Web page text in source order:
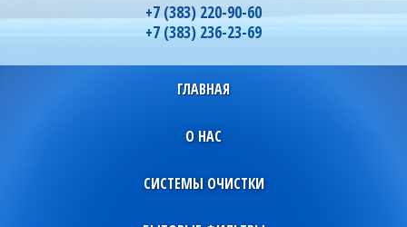
+7 (383) 220-90-60
+7 (383) 236-23-69
ГЛАВНАЯ
О НАС
СИСТЕМЫ ОЧИСТКИ